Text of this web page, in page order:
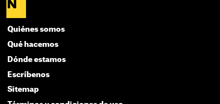
Quiénes somos
Qué hacemos
Dónde estamos
Escríbenos
Sitemap